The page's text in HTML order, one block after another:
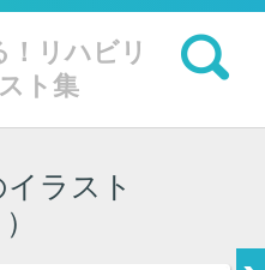
リハビリ
ト集
検索:
ラスト